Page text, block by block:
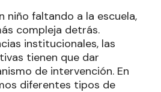
niño faltando a la escuela,
compleja detrás.
institucionales, las
tienen que dar
de intervención. En
diferentes tipos de